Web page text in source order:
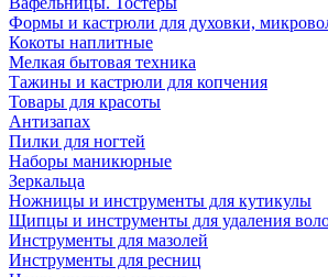
Формы и кастрюли для духовки,
Кокоты наплитные
Мелкая бытовая техника
Тажины и кастрюли для копчения
Товары для красоты
Антизапах
Пилки для ногтей
Наборы маникюрные
Зеркальца
Ножницы и инструменты для кутикулы
Щипцы и инструменты для удаления
Инструменты для мазолей
Инструменты для ресниц